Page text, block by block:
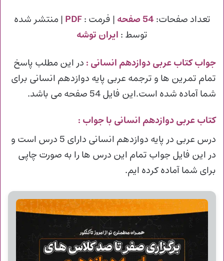
تعداد صفحات:54 صفحه | فرمت :PDF
| منتشر شده
توسط : ایران توشه
جواب کتاب عربی دوازدهم انسانی : در این مطلب پاسخ
تمام تمرین ها و ترجمه عربی پایه دوازدهم انسانی برای
شما آماده شده است.این فایل 54 صفحه می باشد.
کتاب عربی دوازدهم انسانی با جواب :
درس عربی در پایه دوازدهم انسانی دارای 5 درس است و
در این فایل جواب تمام این درس ها را به صورت چاپی
برای شما آماده کرده ایم.